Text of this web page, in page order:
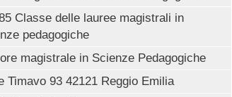
Classe delle lauree magistrali in
pedagogiche
magistrale in Scienze Pedagogiche
Timavo 93 42121 Reggio Emilia